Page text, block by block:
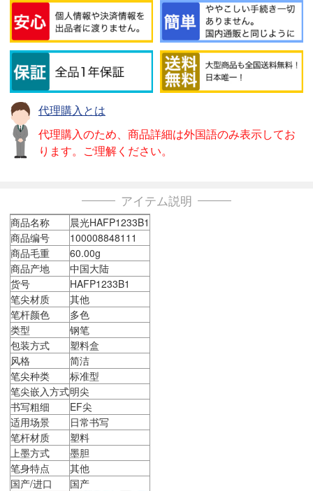
代理購入とは
代理購入のため、商品詳細は外国語のみ表示してお
ります。ご理解ください。
アイテム説明
商品名称
晨光HAFP1233B1
商品编号
100008848111
商品毛重
60.00g
商品产地
中国大陆
货号
HAFP1233B1
笔尖材质
其他
笔杆颜色
多色
类型
钢笔
包装方式
塑料盒
风格
简洁
笔尖种类
标准型
笔尖嵌入方式明尖
书写粗细
EF尖
适用场景
日常书写
笔杆材质
塑料
上墨方式
墨胆
笔身特点
其他
国产/进口
国产